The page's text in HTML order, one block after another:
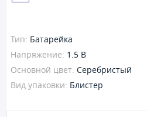
Тип: Батарейка
Напряжение: 1.5 В
Основной цвет: Серебристый
Вид упаковки: Блистер